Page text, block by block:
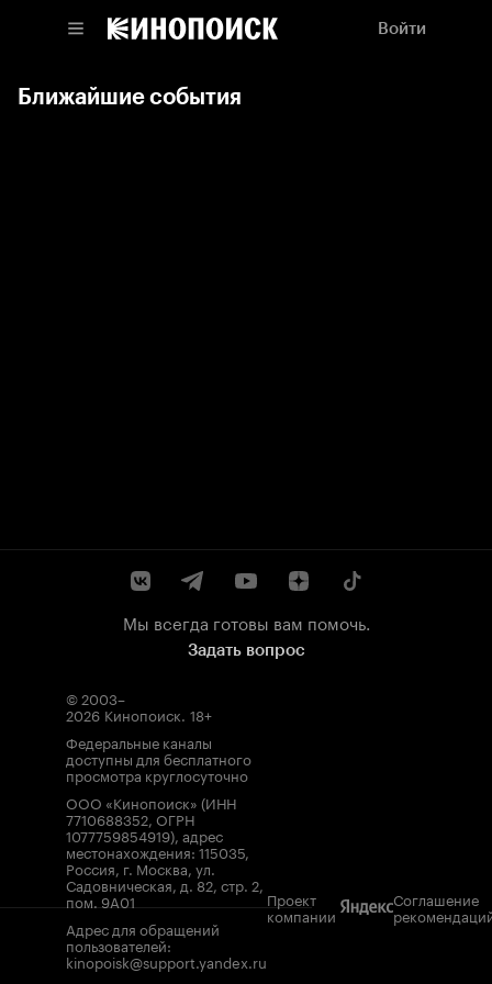
Войти
Ближайшие события
Мы всегда готовы вам помочь.
Задать вопрос
© 2003–
2026 Кинопоиск. 18+
Федеральные каналы
доступны для бесплатного
просмотра круглосуточно
ООО «Кинопоиск» (ИНН
7710688352, ОГРН
1077759854919), адрес
местонахождения: 115035,
Россия, г. Москва, ул.
Садовническая, д. 82, стр. 2,
пом. 9А01
Адрес для обращений
пользователей:
kinopoisk@support.yandex.ru
Проект
компании
Соглашение